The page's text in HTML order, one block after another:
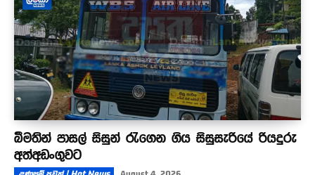
බීමතින් පාසල් සිසුන් රැගෙන ගිය සිසුසැරියේ රියදුරු
අත්අඩංගුවට